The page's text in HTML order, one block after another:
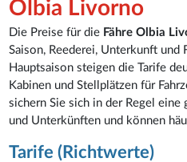
Olbia Livorno
Die Preise für die Fähre Olbia
Saison, Reederei, Unterkunft und
Hauptsaison steigen die Tarife
Kabinen und Stellplätzen für
sichern Sie sich in der Regel
und Unterkünften und können
Tarife (Richtwerte)